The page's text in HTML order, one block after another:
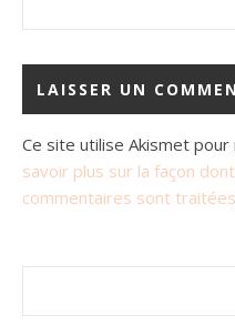
Ce site utilise Akismet
savoir plus sur la façon
commentaires sont traitées